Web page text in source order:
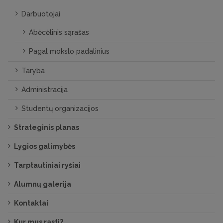
Darbuotojai
Abėcėlinis sąrašas
Pagal mokslo padalinius
Taryba
Administracija
Studentų organizacijos
Strateginis planas
Lygios galimybės
Tarptautiniai ryšiai
Alumnų galerija
Kontaktai